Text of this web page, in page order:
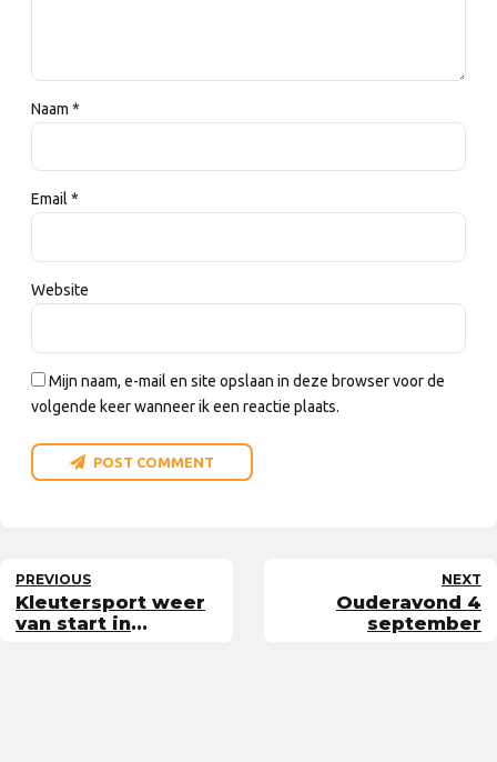
Naam *
Email *
Website
Mijn naam, e-mail en site opslaan in deze browser voor de
volgende keer wanneer ik een reactie plaats.
POST COMMENT
PREVIOUS
Kleutersport weer
van start in
NEXT
Ouderavond 4
september